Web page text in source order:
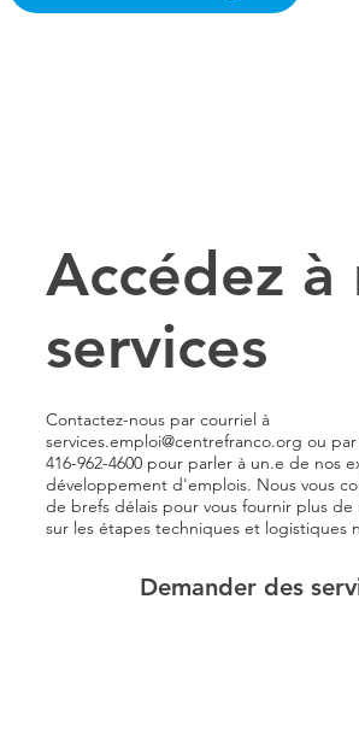
Accédez à
services
Contactez-nous par courriel à
services.emploi@centrefranco.org ou
416-962-4600 pour parler à un.e de nos
développement d'emplois. Nous vous
de brefs délais pour vous fournir plus
sur les étapes techniques et logistiques
Demander des